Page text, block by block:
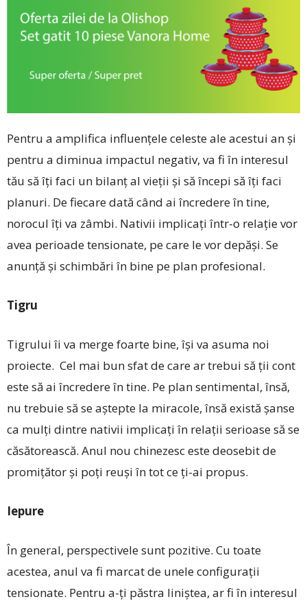
Pentru a amplifica influenţele celeste ale acestui an și
pentru a diminua impactul negativ, va fi în interesul
tău să îţi faci un bilanţ al vieţii și să începi să îţi faci
planuri. De fiecare dată când ai încredere în tine,
norocul îţi va zâmbi. Nativii implicați într-o relație vor
avea perioade tensionate, pe care le vor depăși. Se
anunță și schimbări în bine pe plan profesional.
Tigru
Tigrului îi va merge foarte bine, își va asuma noi
proiecte. Cel mai bun sfat de care ar trebui să ţii cont
este să ai încredere în tine. Pe plan sentimental, însă,
nu trebuie să se aștepte la miracole, însă există șanse
ca mulți dintre nativii implicați în relații serioase să se
căsătorească. Anul nou chinezesc este deosebit de
promiţător și poţi reuși în tot ce ţi-ai propus.
Iepure
În general, perspectivele sunt pozitive. Cu toate
acestea, anul va fi marcat de unele configuraţii
tensionate. Pentru a-ţi păstra liniștea, ar fi în interesul